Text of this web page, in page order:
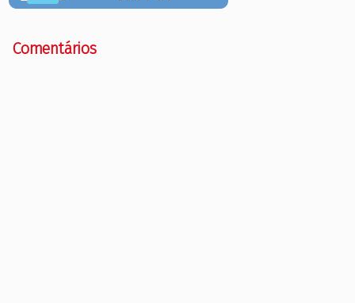
Comentários